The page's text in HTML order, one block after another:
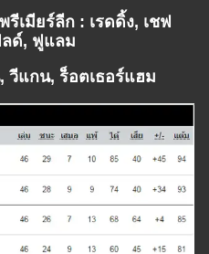
เมียร์ลีก : เรดดิ้ง, เชฟ
ลด์, ฟูแลม
วีแกน, ร็อตเธอร์แฮม